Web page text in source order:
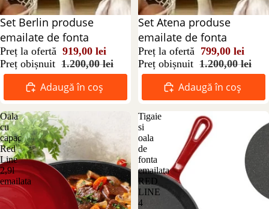
Reducere 23%
Set Berlin produse
emailate de fonta
Preț la ofertă 919,00 lei
Preț obișnuit 1.200,00 lei
Adaugă în coș
Reducere 33%
Set Atena produse
emailate de fonta
Preț la ofertă 799,00 lei
Preț obișnuit 1.200,00 lei
Adaugă în coș
Oala
cu
capac
Red
Line
2,9l
emailata
Tigaie
si
oala
de
fonta
emailata
RED
LINE
4